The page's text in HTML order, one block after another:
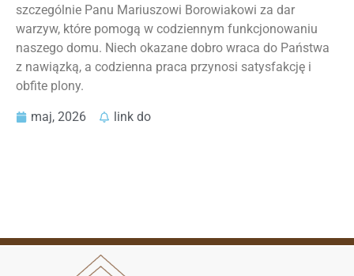
szczególnie Panu Mariuszowi Borowiakowi za dar
warzyw, które pomogą w codziennym funkcjonowaniu
naszego domu. Niech okazane dobro wraca do Państwa
z nawiązką, a codzienna praca przynosi satysfakcję i
obfite plony.
maj, 2026 link do